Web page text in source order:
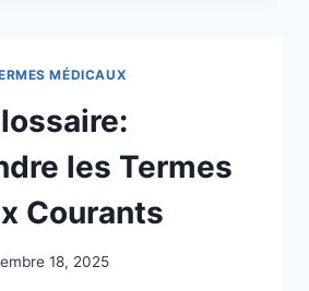
MÉDICAUX
les Termes
Courants
18, 2025